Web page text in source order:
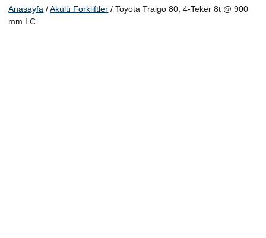
Anasayfa /Akülü Forkliftler / Toyota Traigo 80, 4-Teker 8t @ 900
mm LC